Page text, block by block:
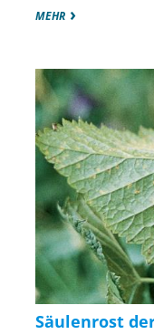
MEHR
Säulenrost